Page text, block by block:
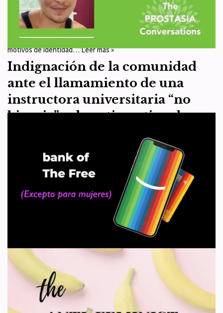
WHRC España 27 de noviembre de 2021 Artículo 7
Tras un proceso de dos años de consulta, el COI ha anunciado un
nuevo marco sobre justicia, inclusión y no discriminación por
motivos de identidad…Leer más »
Indignación de la comunidad
ante el llamamiento de una
instructora universitaria “no
binaria” a desestigmatizar la
WHRC España 22 de noviembre de 2021 Artículo 9
Traducimos la noticia “Non-Binary university instructor calls to
desestigmatize pedophilia” que ha publicado el medio feminista
4W, cuyo original podéis encontrar aquí. Una profesora
Un banco cancela la cuenta de
una organización feminista
holandesa por “transfobia”